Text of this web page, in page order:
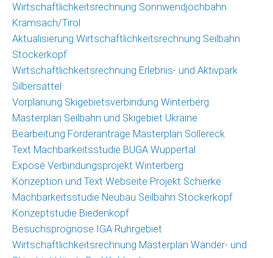
Wirtschaftlichkeitsrechnung Sonnwendjochbahn
Kramsach/Tirol
Aktualisierung Wirtschaftlichkeitsrechnung Seilbahn
Stöckerkopf
Wirtschaftlichkeitsrechnung Erlebnis- und Aktivpark
Silbersattel
Vorplanung Skigebietsverbindung Winterberg
Masterplan Seilbahn und Skigebiet Ukraine
Bearbeitung Förderanträge Masterplan Söllereck
Text Machbarkeitsstudie BUGA Wuppertal
Exposé Verbindungsprojekt Winterberg
Konzeption und Text Webseite Projekt Schierke
Machbarkeitsstudie Neubau Seilbahn Stöckerkopf
Konzeptstudie Biedenkopf
Besuchsprognose IGA Ruhrgebiet
Wirtschaftlichkeitsrechnung Masterplan Wander- und